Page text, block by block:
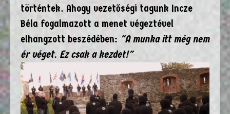
történtek. Ahogy vezetőségi tagunk Incze
Béla fogalmazott a menet végeztével
elhangzott beszédében: "A munka itt még nem
ér véget. Ez csak a kezdet!"